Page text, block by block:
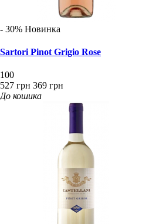
- 30% Новинка
Sartori Pinot Grigio Rose
100
527 грн 369 грн
До кошика